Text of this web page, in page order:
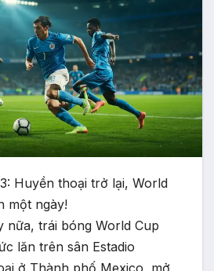
Huyền thoại trở lại, World
một ngày!
nữa, trái bóng World Cup
lăn trên sân Estadio
ở Thành phố Mexico, mở